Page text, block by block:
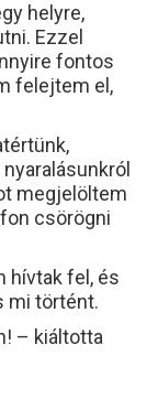
helyre,
Ezzel
fontos
felejtem el,
megjelöltem
csörögni
hívtak fel, és
mi történt.
– kiáltotta